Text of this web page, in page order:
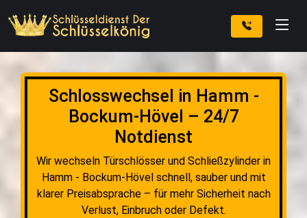
Schlosswechsel in Hamm -
Bockum-Hövel – 24/7
Notdienst
Wir wechseln Türschlösser und Schließzylinder in
Hamm - Bockum-Hövel schnell, sauber und mit
klarer Preisabsprache – für mehr Sicherheit nach
Verlust, Einbruch oder Defekt.